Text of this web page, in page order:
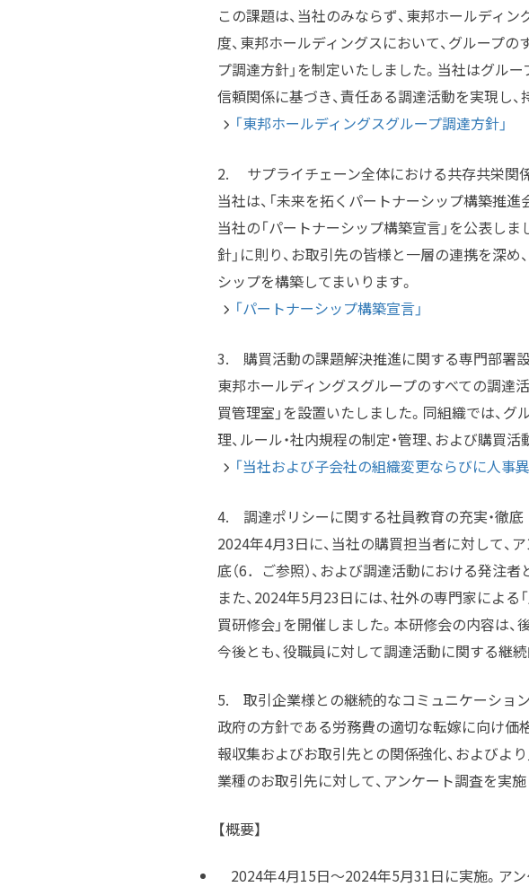
この課題は、当社のみならず、東邦ホールディ
度、東邦ホールディングスにおいて、グループ
プ調達方針」を制定いたしました。当社はグル
信頼関係に基づき、責任ある調達活動を実現し
「東邦ホールディングスグループ調達方針」
2. サプライチェーン全体における共存共栄関
当社は、「未来を拓くパートナーシップ構築推進
当社の「パートナーシップ構築宣言」を公表し
針」に則り、お取引先の皆様と一層の連携を深
シップを構築してまいります。
「パートナーシップ構築宣言」
3. 購買活動の課題解決推進に関する専門部署
東邦ホールディングスグループのすべての調達
買管理室」を設置いたしました。同組織では、
理、ルール・社内規程の制定・管理、および購買
「当社および子会社の組織変更ならびに人事
4. 調達ポリシーに関する社員教育の充実・徹底
2024年4月3日に、当社の購買担当者に対して、
底（6．ご参照）、および調達活動における発注
また、2024年5月23日には、社外の専門家によ
買研修会」を開催しました。本研修会の内容は、
今後とも、役職員に対して調達活動に関する継
5. 取引企業様との継続的なコミュニケーショ
政府の方針である労務費の適切な転嫁に向け価
報収集およびお取引先との関係強化、およびよ
業種のお取引先に対して、アンケート調査を実施
【概要】
2024年4月15日～2024年5月31日に実施。アン